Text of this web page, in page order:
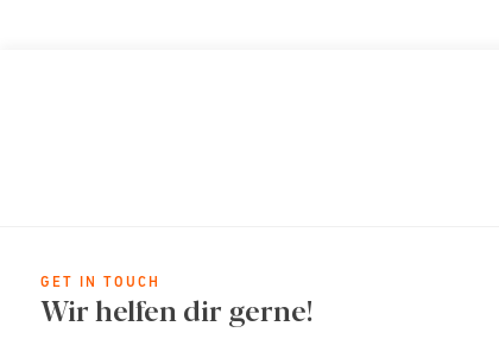
GET IN TOUCH
Wir helfen dir gerne!